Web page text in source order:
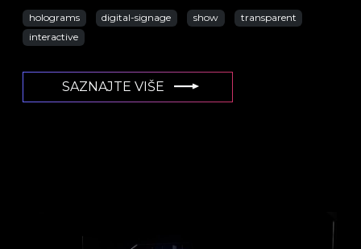
holograms digital-signage show
transparent
interactive
SAZNAJTE VIŠE